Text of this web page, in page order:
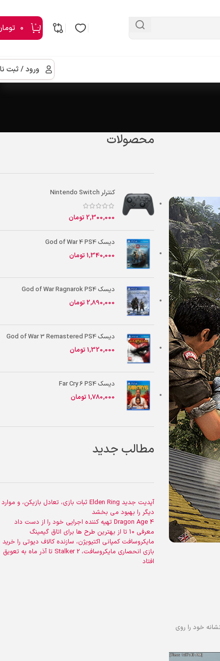
0
0
ورود / ثبت
خود را روی
محصولات
کنترلر Nintendo Switch
2,300,000 تومان
دیسک God of War 4 PS4
1,340,000 تومان
دیسک God of War Ragnarok PS4
2,890,000 تومان
دیسک God of War 3 Remastered PS4
1,320,000 تومان
دیسک Far Cry 6 PS4
1,780,000 تومان
مطالب جدید
آپدیت جدید Elden Ring ثبات بازی، تعادل بازیکن، و موارد
دیگر را بهبود می بخشد
Dragon Age 4 تهیه کننده اجرایی خود را از دست داد
معرفی 10 تا از بهترین طرح ها برای اتاق گیمینگ
مایکروسافت کمپانی اکتیویژن، سازنده کالاف دیوتی را خرید
بازی انحصاری مایکروسافت، Stalker 2 تا آذر ماه به تعویق
افتاد